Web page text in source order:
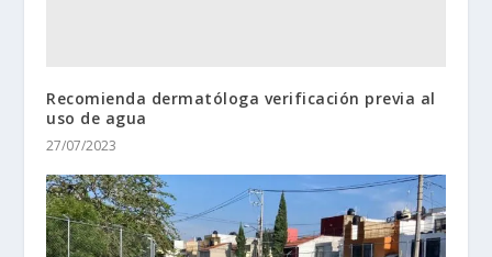
Recomienda dermatóloga verificación previa al
uso de agua
27/07/2023